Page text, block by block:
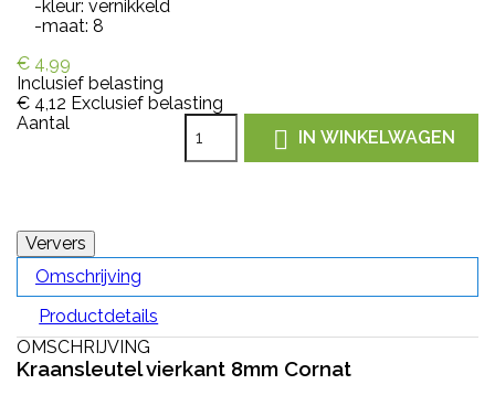
-kleur: vernikkeld
-maat: 8
€ 4,99
Inclusief belasting
€ 4,12 Exclusief belasting
Aantal
 IN WINKELWAGEN
Omschrijving
Productdetails
OMSCHRIJVING
Kraansleutel vierkant 8mm Cornat